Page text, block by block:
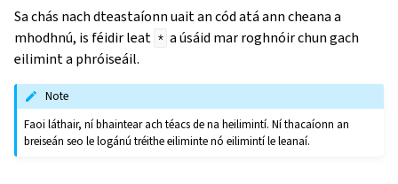
Sa chás nach dteastaíonn uait an cód atá ann cheana a
mhodhnú, is féidir leat * a úsáid mar roghnóir chun gach
eilimint a phróiseáil.
Note
Faoi láthair, ní bhaintear ach téacs de na heilimintí. Ní thacaíonn an
breiseán seo le logánú tréithe eiliminte nó eilimintí le leanaí.